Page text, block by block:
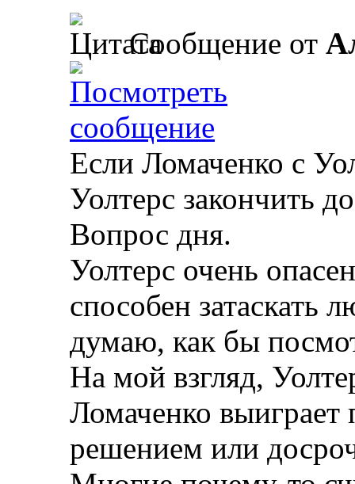
Сообщение от
Если Ломаченко с
Уолтерс закончить
Вопрос дня.
Уолтерс очень
способен затаскать
думаю, как бы
На мой взгляд,
Ломаченко выиграет
решением или